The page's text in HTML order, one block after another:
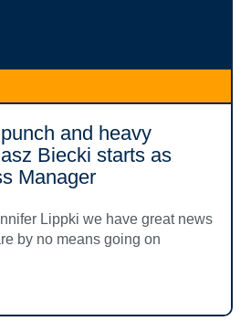
and heavy
Biecki starts as
Manager
Lippki we have great news
by no means going on